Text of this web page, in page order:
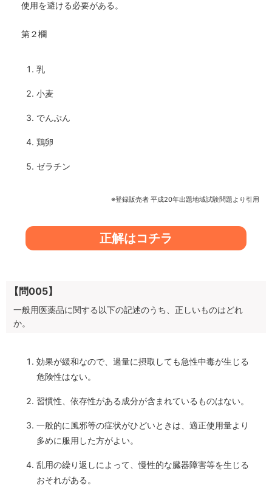
使用を避ける必要がある。
第２欄
乳
小麦
でんぷん
鶏卵
ゼラチン
※登録販売者 平成20年出題地域試験問題より引用
正解はコチラ
【問005】
一般用医薬品に関する以下の記述のうち、正しいものはどれ
か。
効果が緩和なので、過量に摂取しても急性中毒が生じる
危険性はない。
習慣性、依存性がある成分が含まれているものはない。
一般的に風邪等の症状がひどいときは、適正使用量より
多めに服用した方がよい。
乱用の繰り返しによって、慢性的な臓器障害等を生じる
おそれがある。